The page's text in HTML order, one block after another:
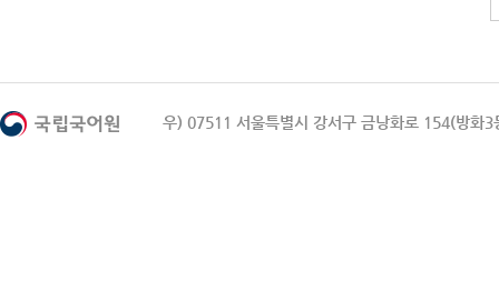
우) 07511 서울특별시 강서구 금낭화로 154(방화3